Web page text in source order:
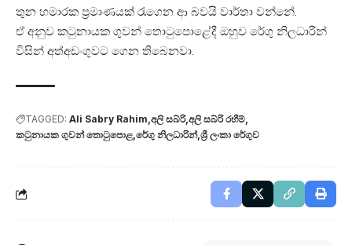
තුන හමාරක ප්‍රමාණයක් රැගෙන ආ බවයි වාර්තා වන්නේ.
ඒ අනුව කටුනායක ගුවන් තොටුපොළේදී ඔහුව රේගු නිලධාරින්
විසින් අත්අඩංගුවට ගෙන තිබෙනවා.
TAGGED: Ali Sabry Rahim අලි සබ්රි අලි සබ්රි රහීම්
කටුනායක ගුවන් තොටුපොළ රේගු නිලධාරින් ශ්‍රී ලංකා රේගුව